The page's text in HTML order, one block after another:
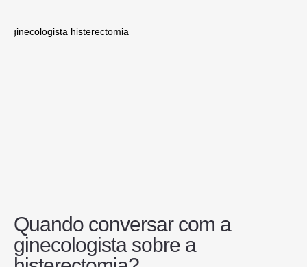
Quando conversar com a
ginecologista sobre a